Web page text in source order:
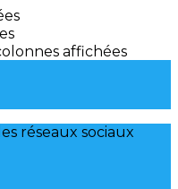
affichées
réseaux sociaux